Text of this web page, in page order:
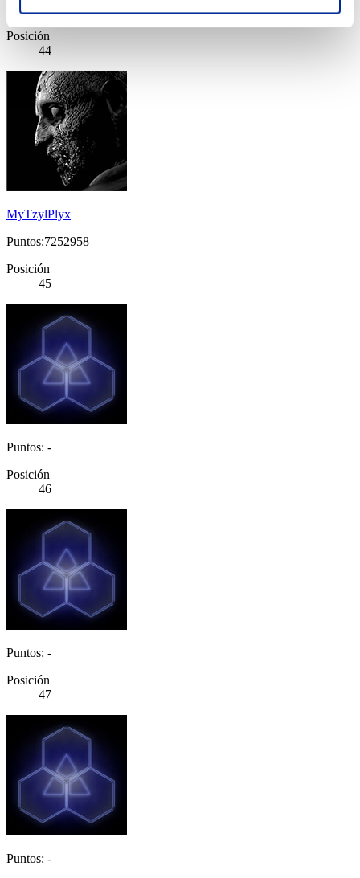
Puntos:7269774
Posición
44
MyTzylPlyx
Puntos:7252958
Posición
45
Puntos: -
Posición
46
Puntos: -
Posición
47
Puntos: -